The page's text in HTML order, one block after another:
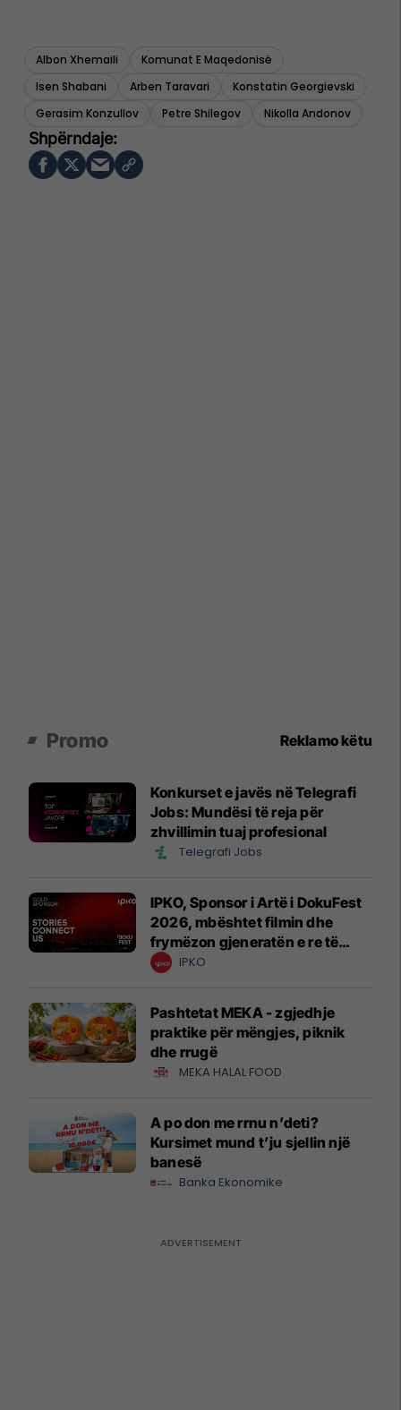
Albon Xhemaili
Komunat E Maqedonisë
Isen Shabani
Arben Taravari
Konstatin Georgievski
Gerasim Konzullov
Petre Shilegov Nikolla Andonov
Promo Reklamo këtu
Konkurset e javës në Telegrafi
Jobs: Mundësi të reja për
zhvillimin tuaj profesional
Telegrafi Jobs
IPKO, Sponsor i Artë i DokuFest
2026, mbështet filmin dhe
frymëzon gjeneratën e re të
krijuesve
IPKO
Pashtetat MEKA - zgjedhje
praktike për mëngjes, piknik
dhe rrugë
MEKA HALAL FOOD
A po don me rrnu n’deti?
Kursimet mund t’ju sjellin një
banesë
Banka Ekonomike